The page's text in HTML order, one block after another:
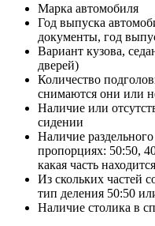
Марка автомобиля
Год выпуска
документы, год
Вариант кузова,
дверей)
Количество
снимаются они или
Наличие или
сидении
Наличие
пропорциях: 50:50,
какая часть
Из скольких частей
тип деления 50:50
Наличие столика в